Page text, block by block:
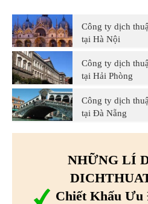
Công ty dịch
tại Hà Nội
Công ty dịch
tại Hải Phòng
Công ty dịch
tại Đà Nẵng
NHỮNG LÍ
Chiết Khấu Ưu